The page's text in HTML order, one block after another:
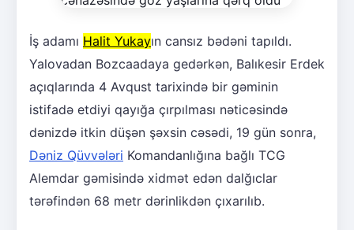
İş adamı Halit Yukayın cansız bədəni tapıldı.
Yalovadan Bozcaadaya gedərkən, Balıkesir Erdek
açıqlarında 4 Avqust tarixində bir gəminin
istifadə etdiyi qayığa çırpılması nəticəsində
dənizdə itkin düşən şəxsin cəsədi, 19 gün sonra,
Dəniz Qüvvələri Komandanlığına bağlı TCG
Alemdar gəmisində xidmət edən dalğıclar
tərəfindən 68 metr dərinlikdən çıxarılıb.